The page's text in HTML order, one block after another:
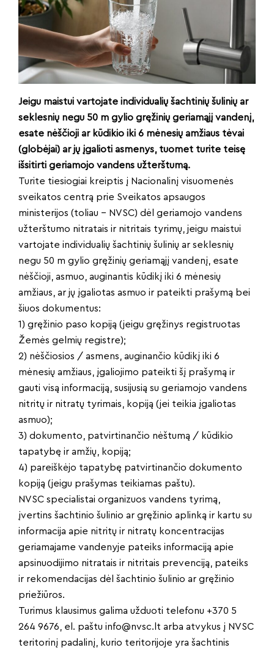
Jeigu maistui vartojate individualių šachtinių šulinių ar
seklesnių negu 50 m gylio gręžinių geriamąjį vandenį,
esate nėščioji ar kūdikio iki 6 mėnesių amžiaus tėvai
(globėjai) ar jų įgalioti asmenys, tuomet turite teisę
išsitirti geriamojo vandens užterštumą.
Turite tiesiogiai kreiptis į Nacionalinį visuomenės
sveikatos centrą prie Sveikatos apsaugos
ministerijos (toliau – NVSC) dėl geriamojo vandens
užterštumo nitratais ir nitritais tyrimų, jeigu maistui
vartojate individualių šachtinių šulinių ar seklesnių
negu 50 m gylio gręžinių geriamąjį vandenį, esate
nėščioji, asmuo, auginantis kūdikį iki 6 mėnesių
amžiaus, ar jų įgaliotas asmuo ir pateikti prašymą bei
šiuos dokumentus:
1) gręžinio paso kopiją (jeigu gręžinys registruotas
Žemės gelmių registre);
2) nėščiosios / asmens, auginančio kūdikį iki 6
mėnesių amžiaus, įgaliojimo pateikti šį prašymą ir
gauti visą informaciją, susijusią su geriamojo vandens
nitritų ir nitratų tyrimais, kopiją (jei teikia įgaliotas
asmuo);
3) dokumento, patvirtinančio nėštumą / kūdikio
tapatybę ir amžių, kopiją;
4) pareiškėjo tapatybę patvirtinančio dokumento
kopiją (jeigu prašymas teikiamas paštu).
NVSC specialistai organizuos vandens tyrimą,
įvertins šachtinio šulinio ar gręžinio aplinką ir kartu su
informacija apie nitritų ir nitratų koncentracijas
geriamajame vandenyje pateiks informaciją apie
apsinuodijimo nitratais ir nitritais prevenciją, pateiks
ir rekomendacijas dėl šachtinio šulinio ar gręžinio
priežiūros.
Turimus klausimus galima užduoti telefonu +370 5
264 9676, el. paštu info@nvsc.lt arba atvykus į NVSC
teritorinį padalinį, kurio teritorijoje yra šachtinis